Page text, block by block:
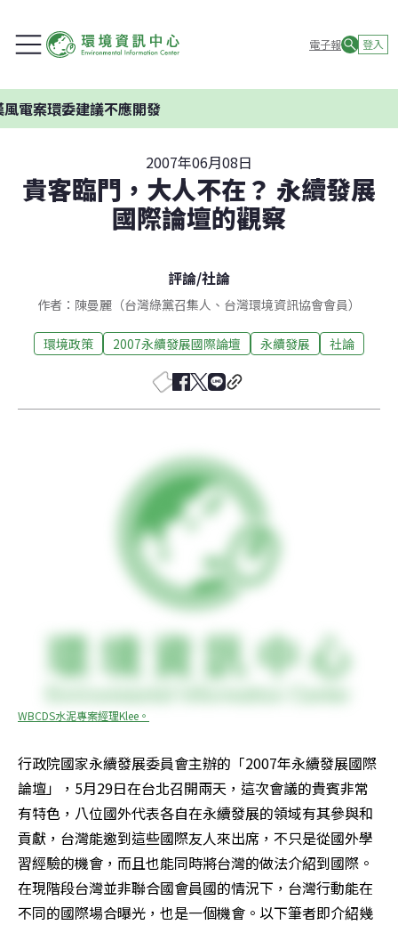
電子報 登入
案環委建議不應開發
2007年06月08日
貴客臨門，大人不在？ 永續發展
國際論壇的觀察
評論/社論
作者：陳曼麗（台灣綠黨召集人、台灣環境資訊協會會員）
環境政策 2007永續發展國際論壇 永續發展 社論
WBCDS水泥專案經理Klee。
行政院國家永續發展委員會主辦的「2007年永續發展國際
論壇」，5月29日在台北召開兩天，這次會議的貴賓非常
有特色，八位國外代表各自在永續發展的領域有其參與和
貢獻，台灣能邀到這些國際友人來出席，不只是從國外學
習經驗的機會，而且也能同時將台灣的做法介紹到國際。
在現階段台灣並非聯合國會員國的情況下，台灣行動能在
不同的國際場合曝光，也是一個機會。以下筆者即介紹幾